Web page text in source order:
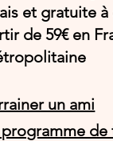
et gratuite
de 59€ en
un ami
programme